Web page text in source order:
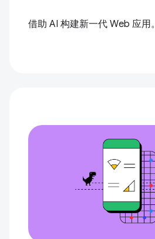
借助 AI 构建新一代 Web 应用。